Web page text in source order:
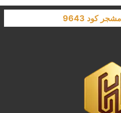
كود 9643